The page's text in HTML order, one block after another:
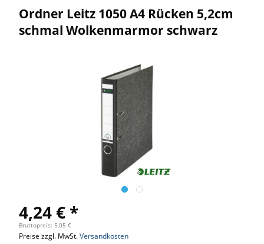
Ordner Leitz 1050 A4 Rücken 5,2cm
schmal Wolkenmarmor schwarz
4,24 € *
Bruttopreis: 5,05 €
Preise zzgl. MwSt.Versandkosten